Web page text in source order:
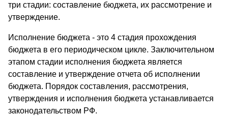
три стадии: составление бюджета, их рассмотрение и
утверждение.
Исполнение бюджета - это 4 стадия прохождения
бюджета в его периодическом цикле. Заключительном
этапом стадии исполнения бюджета является
составление и утверждение отчета об исполнении
бюджета. Порядок составления, рассмотрения,
утверждения и исполнения бюджета устанавливается
законодательством РФ.